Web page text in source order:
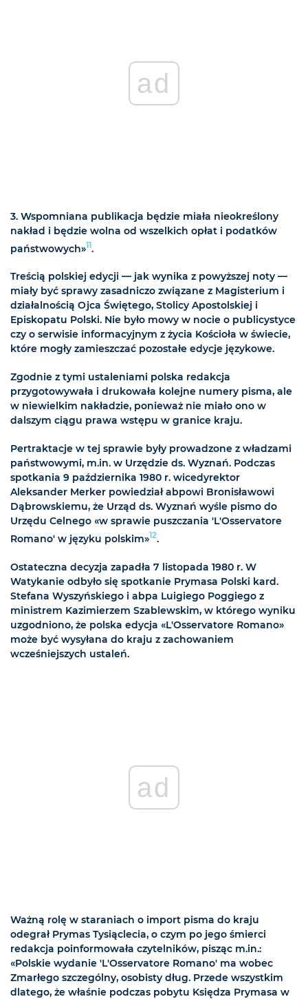
ad
3. Wspomniana publikacja będzie miała nieokreślony
nakład i będzie wolna od wszelkich opłat i podatków
państwowych»11.
Treścią polskiej edycji — jak wynika z powyższej noty —
miały być sprawy zasadniczo związane z Magisterium i
działalnością Ojca Świętego, Stolicy Apostolskiej i
Episkopatu Polski. Nie było mowy w nocie o publicystyce
czy o serwisie informacyjnym z życia Kościoła w świecie,
które mogły zamieszczać pozostałe edycje językowe.
Zgodnie z tymi ustaleniami polska redakcja
przygotowywała i drukowała kolejne numery pisma, ale
w niewielkim nakładzie, ponieważ nie miało ono w
dalszym ciągu prawa wstępu w granice kraju.
Pertraktacje w tej sprawie były prowadzone z władzami
państwowymi, m.in. w Urzędzie ds. Wyznań. Podczas
spotkania 9 października 1980 r. wicedyrektor
Aleksander Merker powiedział abpowi Bronisławowi
Dąbrowskiemu, że Urząd ds. Wyznań wyśle pismo do
Urzędu Celnego «w sprawie puszczania 'L'Osservatore
Romano' w języku polskim»12.
Ostateczna decyzja zapadła 7 listopada 1980 r. W
Watykanie odbyło się spotkanie Prymasa Polski kard.
Stefana Wyszyńskiego i abpa Luigiego Poggiego z
ministrem Kazimierzem Szablewskim, w którego wyniku
uzgodniono, że polska edycja «L'Osservatore Romano»
może być wysyłana do kraju z zachowaniem
wcześniejszych ustaleń.
ad
Ważną rolę w staraniach o import pisma do kraju
odegrał Prymas Tysiąclecia, o czym po jego śmierci
redakcja poinformowała czytelników, pisząc m.in.:
«Polskie wydanie 'L'Osservatore Romano' ma wobec
Zmarłego szczególny, osobisty dług. Przede wszystkim
dlatego, że właśnie podczas pobytu Księdza Prymasa w